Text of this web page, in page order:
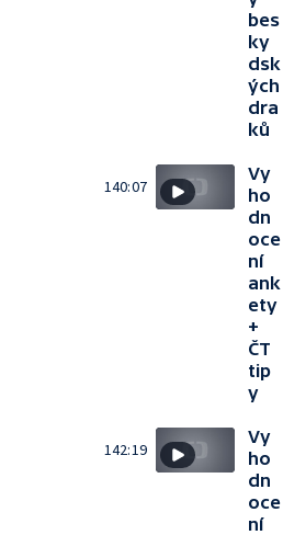
bes
ky
dsk
ých
dra
ků
140:07
Vy
ho
dn
oce
ní
ank
ety
+
ČT
tip
y
142:19
Vy
ho
dn
oce
ní